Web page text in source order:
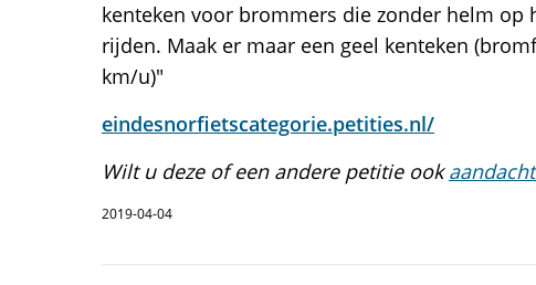
kenteken voor brommers die zonder helm op
rijden. Maak er maar een geel kenteken
km/u)"
eindesnorfietscategorie.petities.nl/
Wilt u deze of een andere petitie ook
2019-04-04